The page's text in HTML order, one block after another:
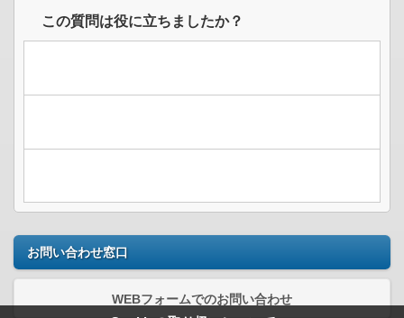
この質問は役に立ちましたか？
お問い合わせ窓口
WEBフォームでのお問い合わせ